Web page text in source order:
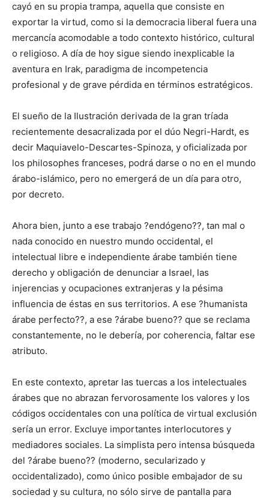
cayó en su propia trampa, aquella que consiste en
exportar la virtud, como si la democracia liberal fuera una
mercancía acomodable a todo contexto histórico, cultural
o religioso. A día de hoy sigue siendo inexplicable la
aventura en Irak, paradigma de incompetencia
profesional y de grave pérdida en términos estratégicos.
El sueño de la Ilustración derivada de la gran tríada
recientemente desacralizada por el dúo Negri-Hardt, es
decir Maquiavelo-Descartes-Spinoza, y oficializada por
los philosophes franceses, podrá darse o no en el mundo
árabo-islámico, pero no emergerá de un día para otro,
por decreto.
Ahora bien, junto a ese trabajo ?endógeno??, tan mal o
nada conocido en nuestro mundo occidental, el
intelectual libre e independiente árabe también tiene
derecho y obligación de denunciar a Israel, las
injerencias y ocupaciones extranjeras y la pésima
influencia de éstas en sus territorios. A ese ?humanista
árabe perfecto??, a ese ?árabe bueno?? que se reclama
constantemente, no le debería, por coherencia, faltar ese
atributo.
En este contexto, apretar las tuercas a los intelectuales
árabes que no abrazan fervorosamente los valores y los
códigos occidentales con una política de virtual exclusión
sería un error. Excluye importantes interlocutores y
mediadores sociales. La simplista pero intensa búsqueda
del ?árabe bueno?? (moderno, secularizado y
occidentalizado), como único posible embajador de su
sociedad y su cultura, no sólo sirve de pantalla para